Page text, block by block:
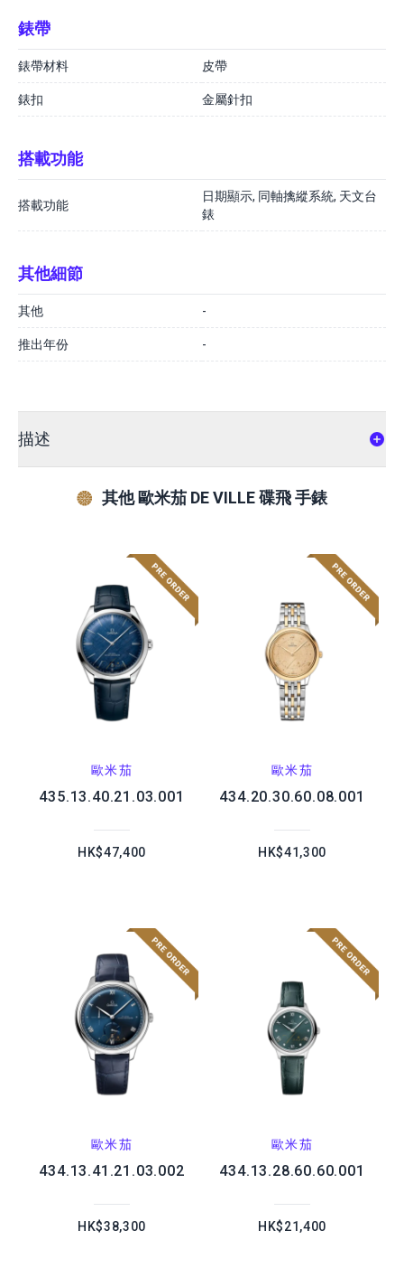
錶帶
錶帶材料 皮帶
錶扣 金屬針扣
搭載功能
搭載功能
日期顯示, 同軸擒縱系統, 天文台
錶
其他細節
其他 -
推出年份 -
描述
其他 歐米茄 DE VILLE 碟飛 手錶
歐米茄
435.13.40.21.03.001
HK$47,400
歐米茄
434.20.30.60.08.001
HK$41,300
歐米茄
434.13.41.21.03.002
HK$38,300
歐米茄
434.13.28.60.60.001
HK$21,400